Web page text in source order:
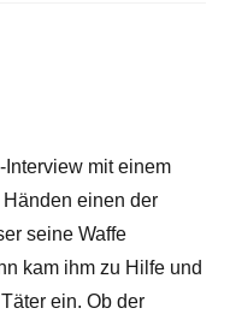
mit einem
einen der
seine Waffe
kam ihm zu Hilfe und
ein. Ob der